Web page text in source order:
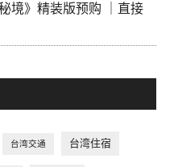
境》精装版预购 ｜直接
台湾交通 台湾住宿